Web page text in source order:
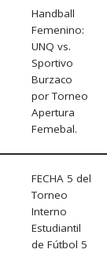
Handball
Femenino:
UNQ vs.
Sportivo
Burzaco
por Torneo
Apertura
Femebal.
FECHA 5 del
Torneo
Interno
Estudiantil
de Fútbol 5